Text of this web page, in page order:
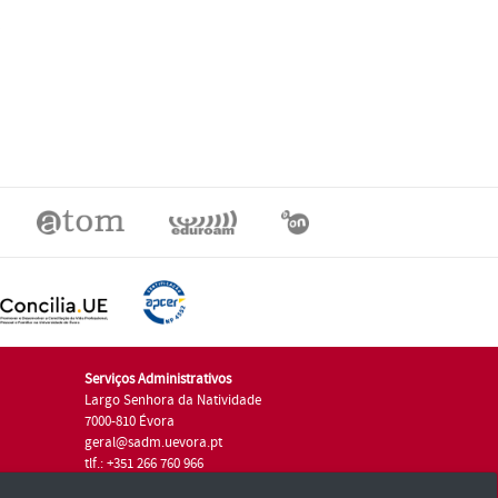
Serviços Administrativos
Largo Senhora da Natividade
7000-810 Évora
geral@sadm.uevora.pt
tlf.: +351 266 760 966